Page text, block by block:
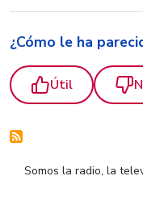
¿Cómo le ha
Útil
Somos la radio, la